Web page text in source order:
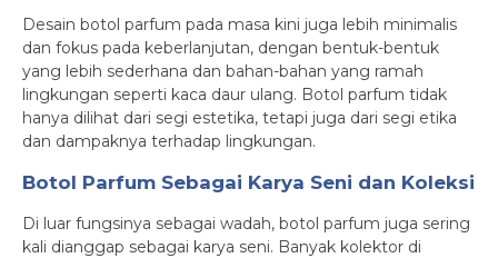
Desain botol parfum pada masa kini juga lebih minimalis
dan fokus pada keberlanjutan, dengan bentuk-bentuk
yang lebih sederhana dan bahan-bahan yang ramah
lingkungan seperti kaca daur ulang. Botol parfum tidak
hanya dilihat dari segi estetika, tetapi juga dari segi etika
dan dampaknya terhadap lingkungan.
Botol Parfum Sebagai Karya Seni dan Koleksi
Di luar fungsinya sebagai wadah, botol parfum juga sering
kali dianggap sebagai karya seni. Banyak kolektor di